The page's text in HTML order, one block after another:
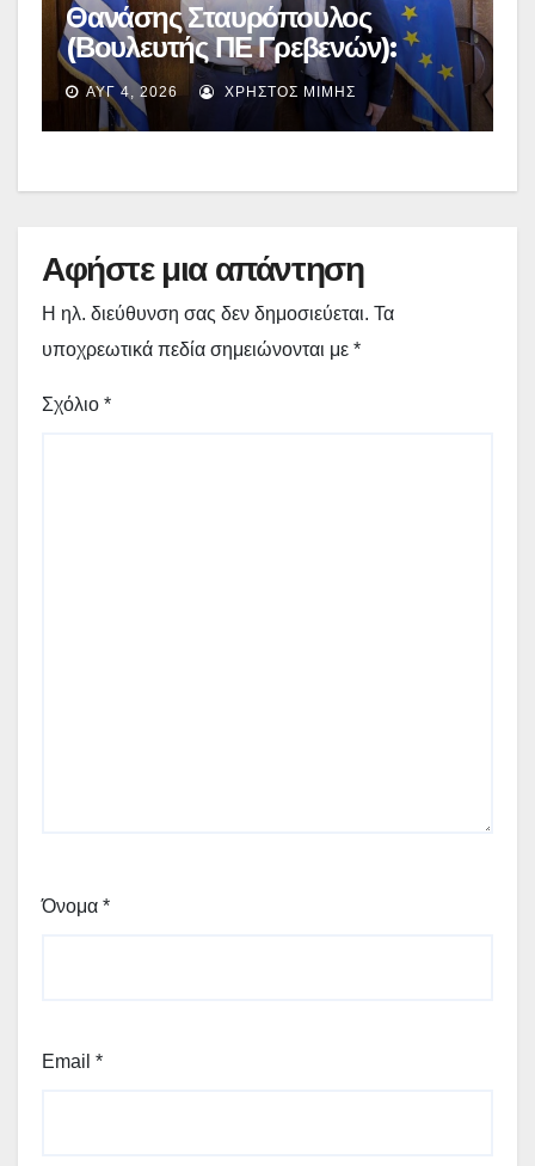
Θανάσης Σταυρόπουλος
(Βουλευτής ΠΕ Γρεβενών):
Έκτακτη χρηματοδότηση
400.000€ για επιπλέον
εργασίες στο Δημοτικό Στάδιο
ΑΥΓ 4, 2026 ΧΡΉΣΤΟΣ ΜΊΜΗΣ
Αφήστε μια απάντηση
Η ηλ. διεύθυνση σας δεν δημοσιεύεται. Τα
υποχρεωτικά πεδία σημειώνονται με *
Σχόλιο *
Όνομα *
Email *